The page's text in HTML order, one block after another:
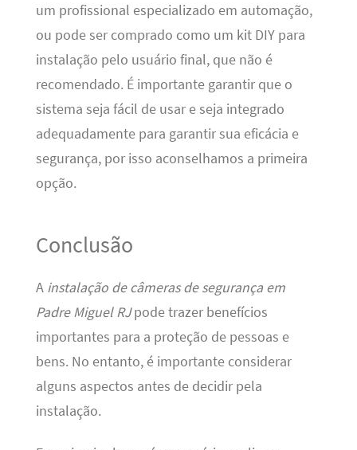
um profissional especializado em automação,
ou pode ser comprado como um kit DIY para
instalação pelo usuário final, que não é
recomendado. É importante garantir que o
sistema seja fácil de usar e seja integrado
adequadamente para garantir sua eficácia e
segurança, por isso aconselhamos a primeira
opção.
Conclusão
A instalação de câmeras de segurança em
Padre Miguel RJpode trazer benefícios
importantes para a proteção de pessoas e
bens. No entanto, é importante considerar
alguns aspectos antes de decidir pela
instalação.